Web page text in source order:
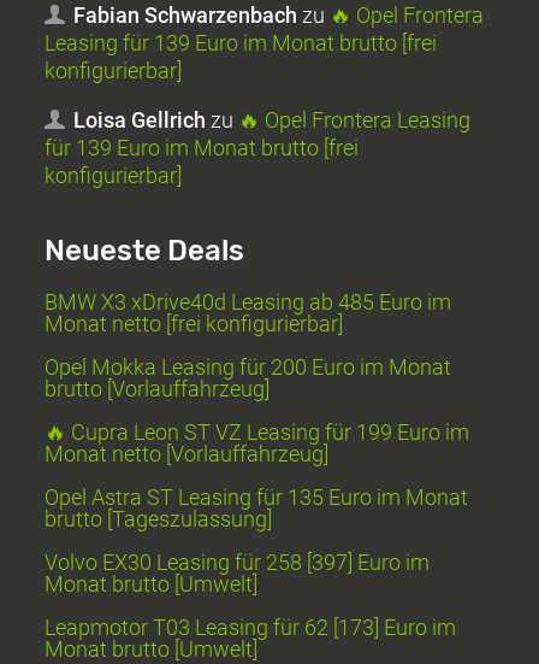
Fabian Schwarzenbach zu 🔥 Opel Frontera
Leasing für 139 Euro im Monat brutto [frei
konfigurierbar]
Loisa Gellrich zu 🔥 Opel Frontera Leasing
für 139 Euro im Monat brutto [frei
konfigurierbar]
Neueste Deals
BMW X3 xDrive40d Leasing ab 485 Euro im
Monat netto [frei konfigurierbar]
Opel Mokka Leasing für 200 Euro im Monat
brutto [Vorlauffahrzeug]
🔥 Cupra Leon ST VZ Leasing für 199 Euro im
Monat netto [Vorlauffahrzeug]
Opel Astra ST Leasing für 135 Euro im Monat
brutto [Tageszulassung]
Volvo EX30 Leasing für 258 [397] Euro im
Monat brutto [Umwelt]
Leapmotor T03 Leasing für 62 [173] Euro im
Monat brutto [Umwelt]